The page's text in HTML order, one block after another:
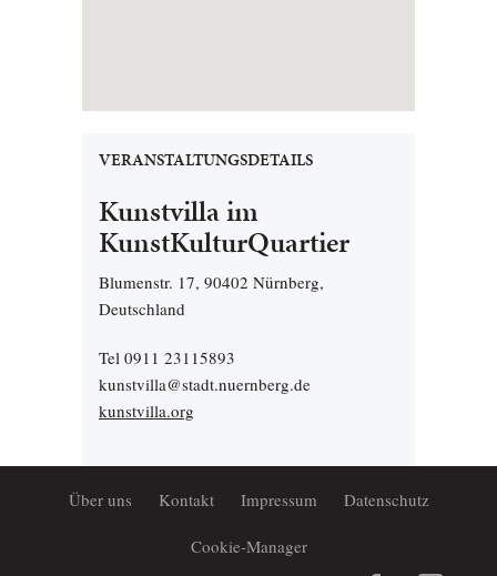
VERANSTALTUNGSDETAILS
Kunstvilla im
KunstKulturQuartier
Blumenstr. 17, 90402 Nürnberg,
Deutschland
Tel 0911 23115893
kunstvilla@stadt.nuernberg.de
kunstvilla.org
Über uns Kontakt Impressum Datenschutz
Cookie-Manager